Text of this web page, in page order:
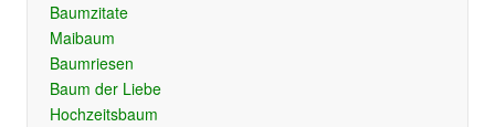
Baumzitate
Maibaum
Baumriesen
Baum der Liebe
Hochzeitsbaum